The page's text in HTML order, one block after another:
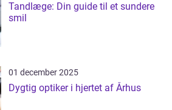
Tandlæge: Din guide til et sundere
smil
01 december 2025
Dygtig optiker i hjertet af Århus